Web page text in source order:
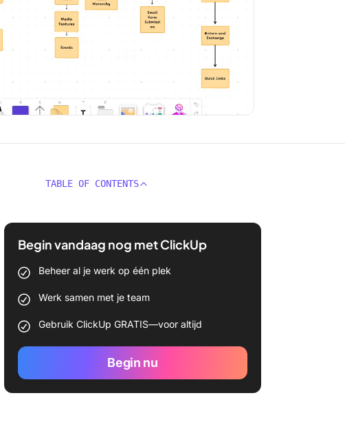
TABLE OF CONTENTS
Begin vandaag nog met ClickUp
Beheer al je werk op één plek
Werk samen met je team
Gebruik ClickUp GRATIS—voor altijd
Begin nu